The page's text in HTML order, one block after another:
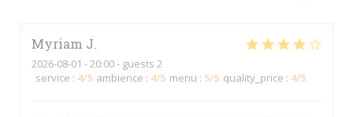
Myriam J
2026-08-01 - 20:00 - guests 2
service : 4/5 ambience : 4/5 menu : 5/5 quality_price : 4/5